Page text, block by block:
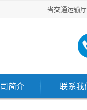
省交通运输
简介 联系我